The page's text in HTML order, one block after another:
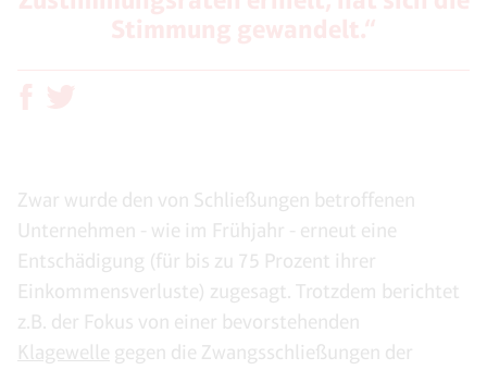
Zwar wurde den von Schließungen betroffenen
Unternehmen - wie im Frühjahr - erneut eine
Entschädigung (für bis zu 75 Prozent ihrer
Einkommensverluste) zugesagt. Trotzdem berichtet
z.B. der Fokus von einer bevorstehenden
Klagewelle gegen die Zwangsschließungen der